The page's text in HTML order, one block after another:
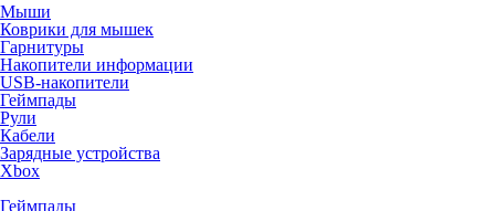
Мыши
Коврики для мышек
Гарнитуры
Накопители информации
USB-накопители
Геймпады
Рули
Кабели
Зарядные устройства
Xbox
Геймпады